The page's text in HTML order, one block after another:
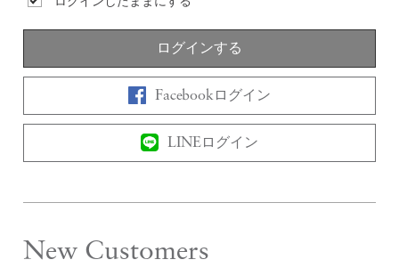
ログインする
Facebookログイン
LINEログイン
New Customers